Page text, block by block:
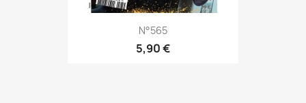
N°565
5,90 €